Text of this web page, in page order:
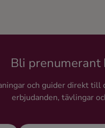
Bli prenumerant
och guider direkt
erbjudanden, tävlingar